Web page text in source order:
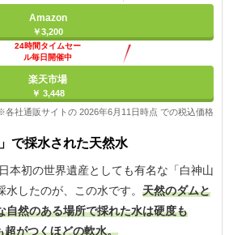
Amazon
￥3,200
24時間タイムセー
ル毎日開催中
楽天市場
￥ 3,448
各社通販サイトの 2026年6月11日時点 での税込価格
で採水された天然水
本初の世界遺産としても有名な「白神山
したのが、この水です。 天然のダムと
自然のある場所で採れた水は硬度も
がつくほどの軟水。